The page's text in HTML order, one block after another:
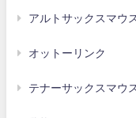
アルトサックスマウ
オットーリンク
テナーサックスマウ